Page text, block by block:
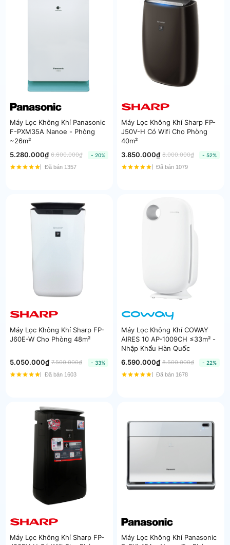
Máy Lọc Không Khí Panasonic
F-PXM35A Nanoe - Phòng
~26m²
5.280.000₫ 6.600.000₫
- 20%
Đã bán 1357
Máy Lọc Không Khí Sharp FP-
J50V-H Có Wifi Cho Phòng
40m²
3.850.000₫ 8.000.000₫
- 52%
Đã bán 1079
Máy Lọc Không Khí Sharp FP-
J60E-W Cho Phòng 48m²
5.050.000₫ 7.500.000₫
- 33%
Đã bán 1603
Máy Lọc Không Khí COWAY
AIRES 10 AP-1009CH ≤33m² -
Nhập Khẩu Hàn Quốc
6.590.000₫ 8.500.000₫
- 22%
Đã bán 1678
Máy Lọc Không Khí Sharp FP-
Máy Lọc Không Khí Panasonic